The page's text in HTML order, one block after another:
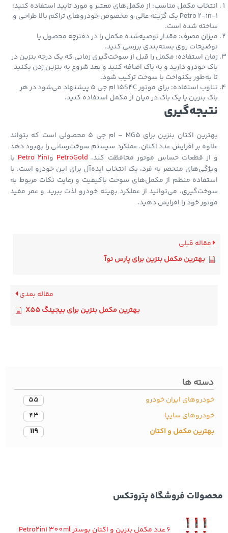
فروشگاه پتروتکس
6 عدد مکمل بنزین و اکتان بوستر Petro2in1 300ml
مکمل مناسب: از مکمل‌های معتبر و مورد تایید استفاده کنید؛
Petro 2-in-1 یک گزینه عالی و مخصوص خودروهای تراکم بالا طراحی و
شده است.
مصرف: مقدار توصیه‌شده مکمل را در دفترچه محصول یا
روی بسته‌بندی بررسی کنید.
استفاده: مکمل را قبل از سوخت‌گیری زمانی که یک درجه بنزین در
خودرو دارید و به باک اضافه کنید و بعد شروع به بنزین زدن بکنید
به‌طور یکنواخت با سوخت ترکیب شود.
تناوب استفاده: برای موتور 15S4C ام جی 5 پیشنهاد می‌شود در هر
بنزین یا یک باک در میان از مکمل استفاده کنید.
بهترین اکتان بنزین برای MG5 – ام جی 5 محصولی است که بتواند
بر افزایش عدد اکتان، عملکرد سیستم سوخت‌رسانی را بهبود دهد
قطعات حساس موتور محافظت کند. PetroGoldوPetro 2in1 با
منحصر به فرد، یک انتخاب ایده‌آل برای این خودرو است. با
منظم از مکمل‌های سوخت باکیفیت و رعایت نکات مربوط به
می‌توانید از عملکرد بهینه خودرو لذت ببرید و عمر مفید
خود را افزایش دهید.
قبلی
بهترین مکمل بنزین برای پارس نوآ
مقاله بعدی
بهترین مکمل بنزین برای بیجینگ X55
ها
ایران خودرو
سایپا
مکمل و اکتان